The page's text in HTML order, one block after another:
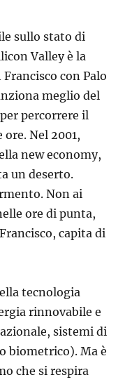
sullo stato di
Valley è la
Francisco con Palo
meglio del
percorrere il
Nel 2001,
new economy,
un deserto.
Non ai
ore di punta,
capita di
tecnologia
rinnovabile e
sistemi di
biometrico). Ma è
che si respira